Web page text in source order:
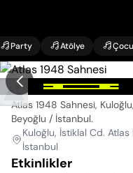
Party Atölye
Atlas 1948 Sahnesi
Atlas 1948 Sahnesi,
Beyoğlu / İstanbul.
Kuloğlu, İstiklal Cd. Atlas
İstanbul
Etkinlikler